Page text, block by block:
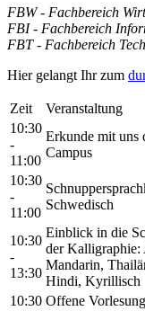
FBW - Fachbereich
FBI - Fachbereich
FBT - Fachbereich
Hier gelangt Ihr zum
Zeit Veranstaltung
10:30
-
11:00
Erkunde mit uns
Campus
10:30
-
11:00
Schwedisch
10:30
-
13:30
Einblick in die
der Kalligraphie:
Mandarin,
Hindi, Kyrillisch
10:30 Offene